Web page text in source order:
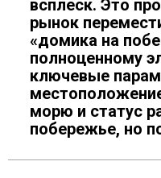
всплеск. Это
рынок
«домика на
полноценному
ключевые
морю и статус
побережье, но